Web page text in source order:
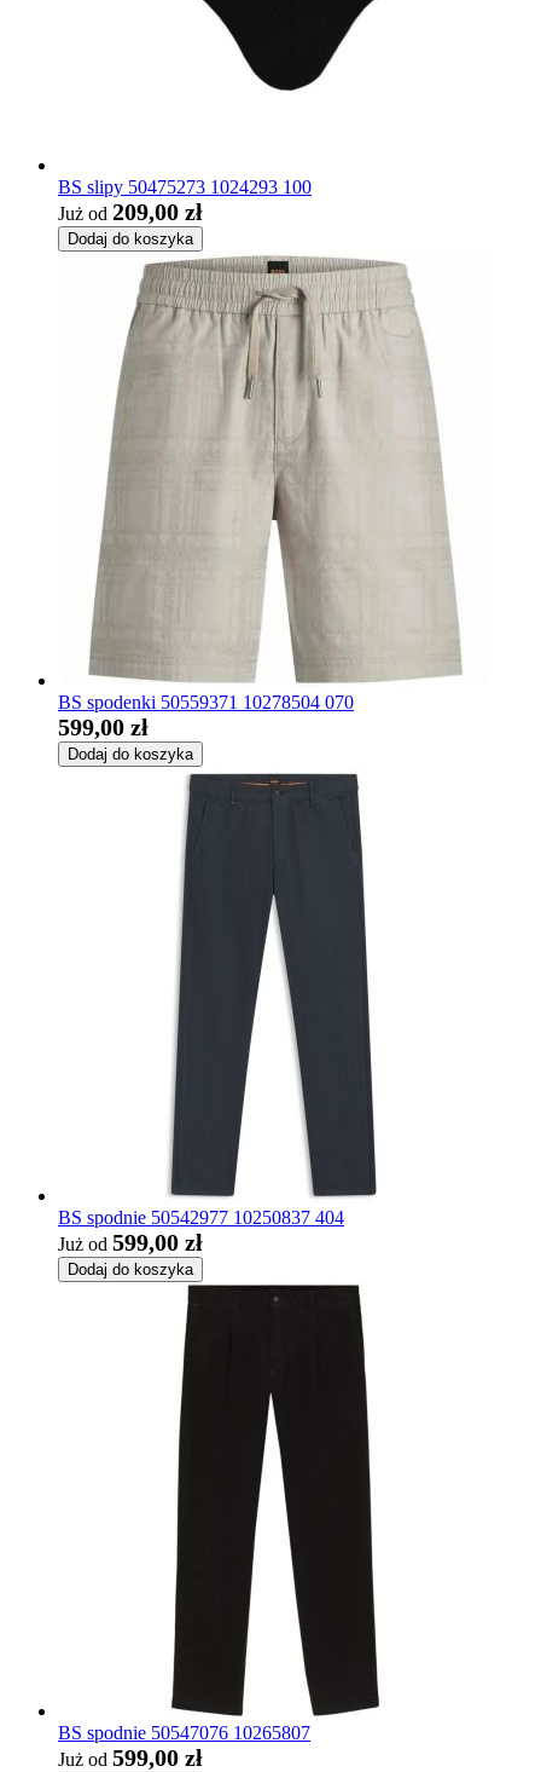
BS slipy 50475273 1024293 100
Już od 209,00 zł
Dodaj do koszyka
BS spodenki 50559371 10278504 070
599,00 zł
Dodaj do koszyka
BS spodnie 50542977 10250837 404
Już od 599,00 zł
Dodaj do koszyka
BS spodnie 50547076 10265807
Już od 599,00 zł